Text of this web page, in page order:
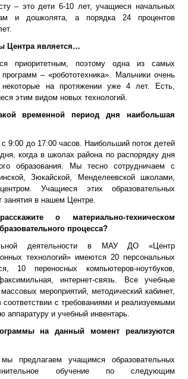
– это дети 6-10 лет, учащиеся начальных
и дошколята, а порядка 24 процентов
Центра является…
приоритетным, поэтому одна из самых
– «робототехника». Мальчики очень
на протяжении уже 4 лет. Есть,
этим видом новых технологий.
временной период дня наибольшая
9:00 до 17:00 часов. Наибольший поток детей
когда в школах района по распорядку дня
образования. Мы тесно сотрудничаем с
Зюкайской, Менделеевской школами,
Учащиеся этих образовательных
в нашем Центре.
о материально-техническом
процесса?
деятельности в МАУ ДО «Центр
технологий» имеются 20 персональных
10 переносных компьютеров-ноутбуков,
интернет-связь. Все учебные
мероприятий, методический кабинет,
с требованиями и реализуемыми
и учебный инвентарь.
на данный момент реализуются
предлагаем учащимся образовательных
обучение по следующим